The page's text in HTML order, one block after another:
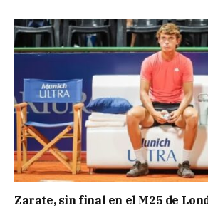
Zarate, sin final en el M25 de